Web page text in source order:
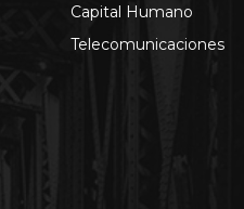
Capital Humano
Telecomunicaciones